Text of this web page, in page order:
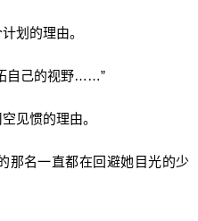
划的理由。
自己的视野……”
见惯的理由。
名一直都在回避她目光的少